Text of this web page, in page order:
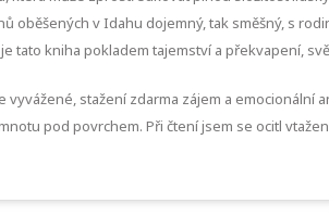
oběšených v Idahu dojemný, tak směšný, s
tato kniha pokladem tajemství a překvapení,
stažení zdarma​ zájem a emocionální
pod povrchem. Při čtení jsem se ocitl